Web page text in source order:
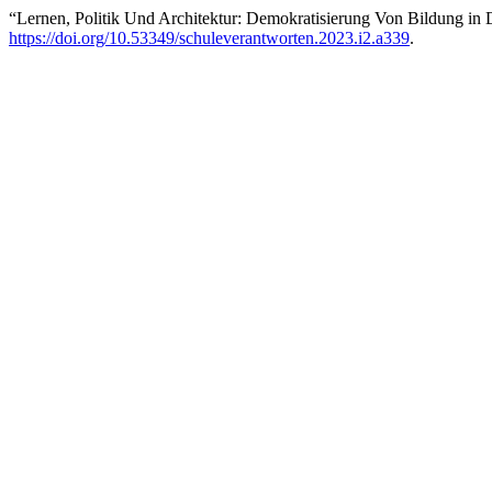
“Lernen, Politik Und Architektur: Demokratisierung Von Bildung in
https://doi.org/10.53349/schuleverantworten.2023.i2.a339.